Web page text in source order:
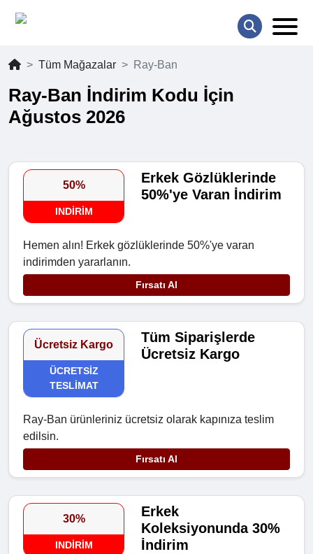
Tüm Mağazalar Ray-Ban
Ray-Ban İndirim Kodu İçin
Ağustos 2026
50%
INDIRIM
Erkek Gözlüklerinde
50%'ye Varan İndirim
Hemen alın! Erkek gözlüklerinde 50%'ye varan
indirimden yararlanın.
Fırsatı Al
Ücretsiz Kargo
ÜCRETSIZ
TESLIMAT
Tüm Siparişlerde
Ücretsiz Kargo
Ray-Ban ürünleriniz ücretsiz olarak kapınıza teslim
edilsin.
Fırsatı Al
30%
INDIRIM
Erkek
Koleksiyonunda 30%
İndirim